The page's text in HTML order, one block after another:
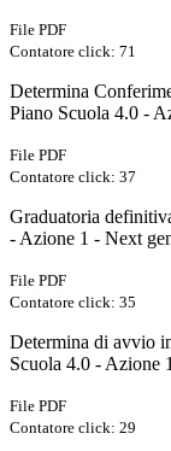
File PDF
Contatore click: 71
Determina
Piano Scuola 4.0 -
File PDF
Contatore click: 37
Graduatoria
- Azione 1 - Next
File PDF
Contatore click: 35
Determina di avvio
Scuola 4.0 - Azione
File PDF
Contatore click: 29